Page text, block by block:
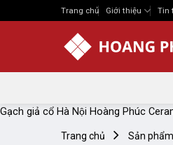
to
Trang chủ Giới thiệu Tin
Gạch giả cổ Hà Nội Hoàng Phúc
Trang chủ Sản phẩm